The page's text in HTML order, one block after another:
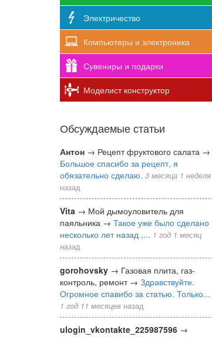
Электричество
Компьютеры и электроника
Сувениры и подарки
Моделист конструктор
Обсуждаемые статьи
Антон → Рецепт фруктового салата →
Большое спасибо за рецепт, я
обязательно сделаю. 3 месяца 1 неделя
назад
Vita → Мой дымоуловитель для
паяльника → Такое уже было сделано
несколько лет назад ,... 1 год 1 месяц
назад
gorohovsky → Газовая плита, газ-
контроль, ремонт → Здравствуйте.
Огромное спавибо за статью. Только...
1 год 11 месяцев назад
ulogin_vkontakte_225987596 →